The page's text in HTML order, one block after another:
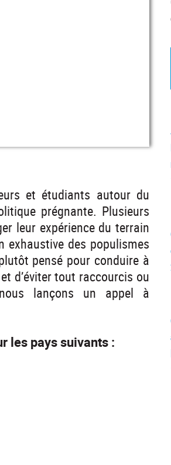
et étudiants autour du
prégnante. Plusieurs
leur expérience du terrain
exhaustive des populismes
pensé pour conduire à
d’éviter tout raccourcis ou
lançons un appel à
les pays suivants :